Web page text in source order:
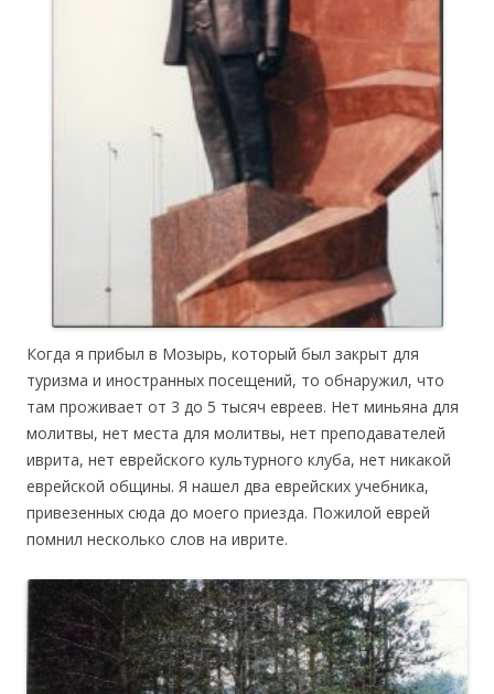
Когда я прибыл в Мозырь, который был закрыт для
туризма и иностранных посещений, то обнаружил, что
там проживает от 3 до 5 тысяч евреев. Нет миньяна для
молитвы, нет места для молитвы, нет преподавателей
иврита, нет еврейского культурного клуба, нет никакой
еврейской общины. Я нашел два еврейских учебника,
привезенных сюда до моего приезда. Пожилой еврей
помнил несколько слов на иврите.